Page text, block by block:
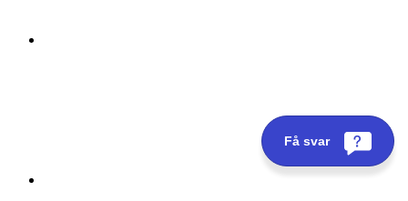
Få svar